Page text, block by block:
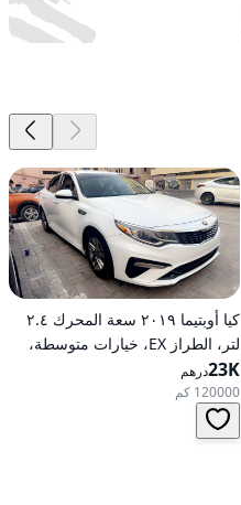
كيا أوبتيما ٢٠١٩ سعة المحرك ٢.٤
لتر، الطراز EX، خيارات متوسطة،
تعمل بالبنزين، أوتوماتيكية، دفع
أمامي
23Kدرهم
120000 كم